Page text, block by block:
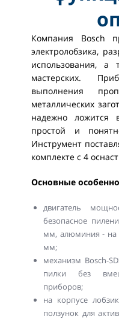
Компания Bosch
электролобзика,
использования, а
мастерских.
выполнения
металлических
надежно ложится
простой и
Инструмент
комплекте с 4
Основные
двигатель
безопасное
мм, алюминия - на
мм;
механизм Bosch-
пилки без
приборов;
на корпусе
ползунок для